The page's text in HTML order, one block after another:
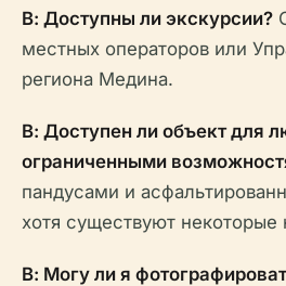
В: Доступны ли экскурсии?
местных операторов или
региона Медина.
В: Доступен ли объект для
ограниченными
пандусами и
хотя существуют некоторые
В: Могу ли я